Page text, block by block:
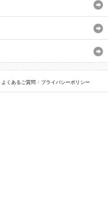
よくあるご質問 プライバシーポリシー